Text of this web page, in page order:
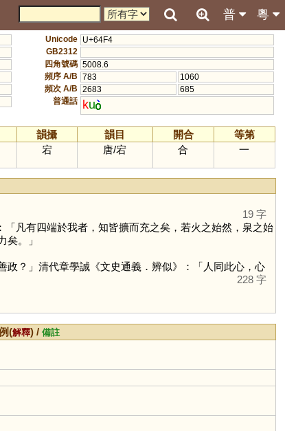
粵
普
Unicode U+64F4
GB2312
四角號碼 5008.6
頻序 A/B 783
1060
頻次 A/B 2683
685
普通話 ku
韻攝 韻目 開合
等第
宕 唐/宕 合 一
19 字
凡有四端於我者，知皆擴而充之矣，若火之始然，泉之始
。」
？」清代章學誠《文史通義．辨似》：「人同此心，心
228 字
(解釋) /備註